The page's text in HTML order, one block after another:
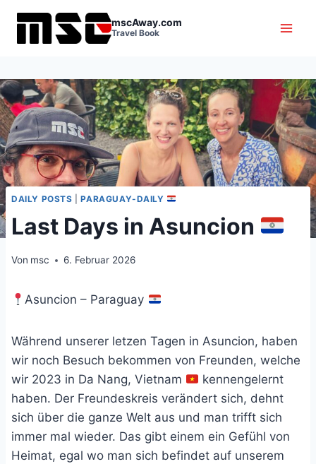
Inhalt
springen
mscAway.com
Travel Book
DAILY POSTS |PARAGUAY-DAILY
Last Days in Asuncion
Von msc 6. Februar 2026
Asuncion – Paraguay
Während unserer letzen Tagen in Asuncion, haben
wir noch Besuch bekommen von Freunden, welche
wir 2023 in Da Nang, Vietnam
kennengelernt
haben. Der Freundeskreis verändert sich, dehnt
sich über die ganze Welt aus und man trifft sich
immer mal wieder. Das gibt einem ein Gefühl von
Heimat, egal wo man sich befindet auf unserem